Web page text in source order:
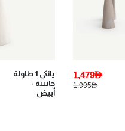
1,479AED
1,995AED
يانكي 1 طاولة
جانبية -
أبيض